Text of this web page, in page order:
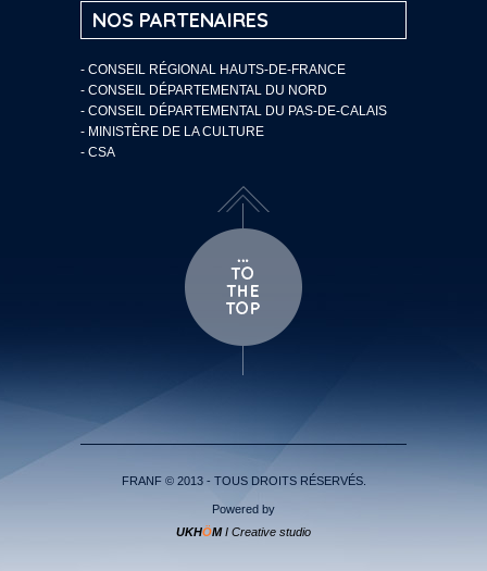
NOS PARTENAIRES
- CONSEIL RÉGIONAL HAUTS-DE-FRANCE
- CONSEIL DÉPARTEMENTAL DU NORD
- CONSEIL DÉPARTEMENTAL DU PAS-DE-CALAIS
- MINISTÈRE DE LA CULTURE
- CSA
FRANF © 2013 - TOUS DROITS RÉSERVÉS.
Powered by
UKHÖMI Creative studio